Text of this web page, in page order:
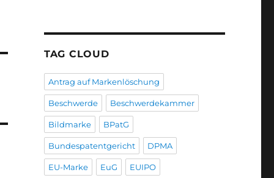
TAG CLOUD
Antrag auf Markenlöschung
Beschwerde Beschwerdekammer
Bildmarke BPatG
Bundespatentgericht DPMA
EU-Marke EuG EUIPO